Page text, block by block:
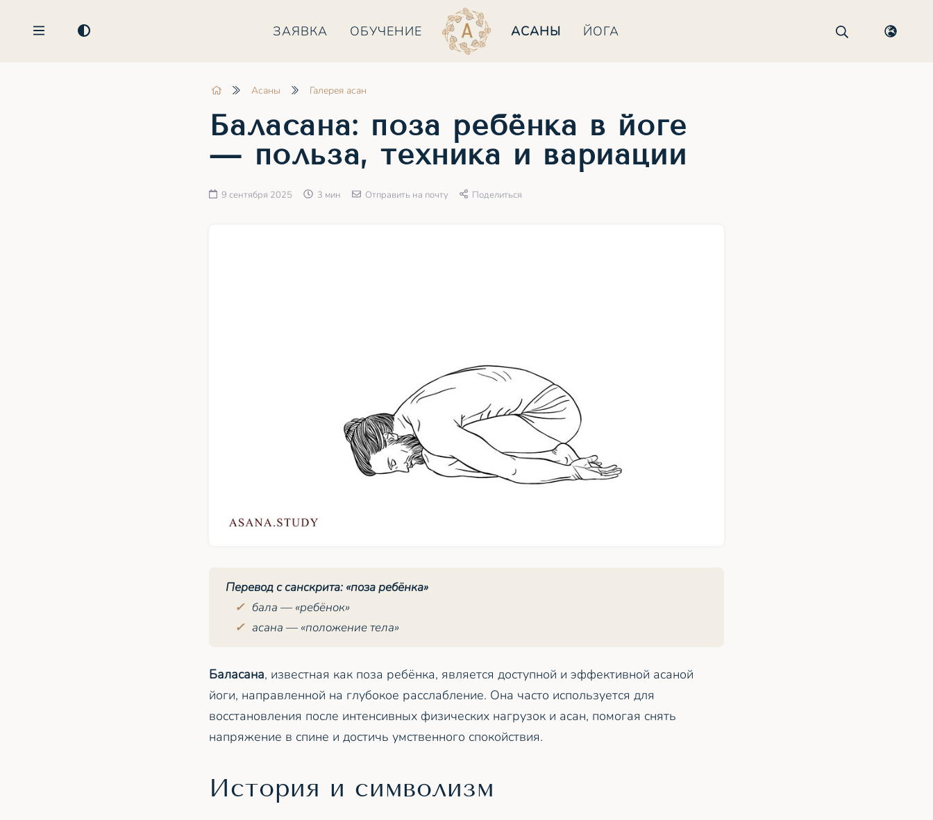
ЗАЯВКА ОБУЧЕНИЕ АСАНЫ ЙОГА
Асаны Галерея асан
Баласана: поза ребёнка в йоге
— польза, техника и вариации
9 сентября 2025 3 мин Отправить на почту Поделиться
Перевод с санскрита: «поза ребёнка»
бала — «ребёнок»
асана — «положение тела»
Баласана, известная как поза ребёнка, является доступной и эффективной асаной
йоги, направленной на глубокое расслабление. Она часто используется для
восстановления после интенсивных физических нагрузок и асан, помогая снять
напряжение в спине и достичь умственного спокойствия.
История и символизм